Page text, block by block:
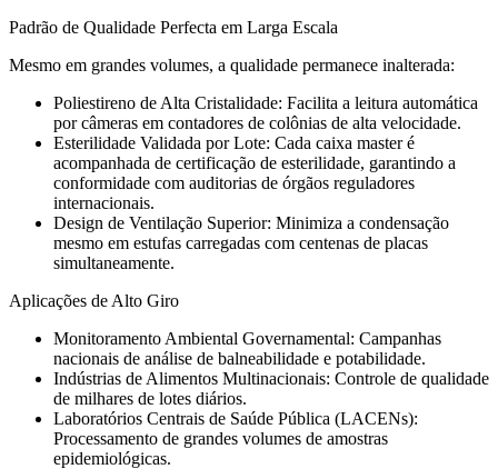
Padrão de Qualidade Perfecta em Larga Escala
Mesmo em grandes volumes, a qualidade permanece inalterada:
Poliestireno de Alta Cristalidade: Facilita a leitura automática
por câmeras em contadores de colônias de alta velocidade.
Esterilidade Validada por Lote: Cada caixa master é
acompanhada de certificação de esterilidade, garantindo a
conformidade com auditorias de órgãos reguladores
internacionais.
Design de Ventilação Superior: Minimiza a condensação
mesmo em estufas carregadas com centenas de placas
simultaneamente.
Aplicações de Alto Giro
Monitoramento Ambiental Governamental: Campanhas
nacionais de análise de balneabilidade e potabilidade.
Indústrias de Alimentos Multinacionais: Controle de qualidade
de milhares de lotes diários.
Laboratórios Centrais de Saúde Pública (LACENs):
Processamento de grandes volumes de amostras
epidemiológicas.